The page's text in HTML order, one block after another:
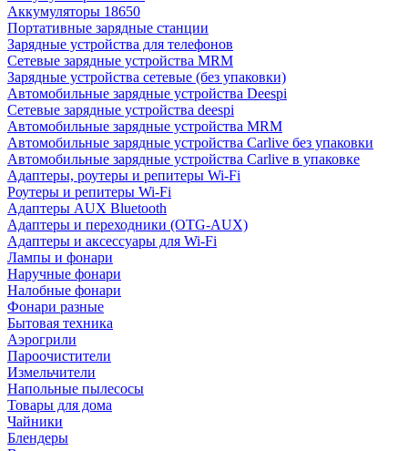
Аккумуляторы 18650
Портативные зарядные станции
Зарядные устройства для телефонов
Сетевые зарядные устройства MRM
Зарядные устройства сетевые (без упаковки)
Автомобильные зарядные устройства Deespi
Сетевые зарядные устройства deespi
Автомобильные зарядные устройства MRM
Автомобильные зарядные устройства Carlive без упаковки
Автомобильные зарядные устройства Carlive в упаковке
Адаптеры, роутеры и репитеры Wi-Fi
Роутеры и репитеры Wi-Fi
Адаптеры AUX Bluetooth
Адаптеры и переходники (OTG-AUX)
Адаптеры и аксессуары для Wi-Fi
Лампы и фонари
Наручные фонари
Налобные фонари
Фонари разные
Бытовая техника
Аэрогрили
Пароочистители
Измельчители
Напольные пылесосы
Товары для дома
Чайники
Блендеры